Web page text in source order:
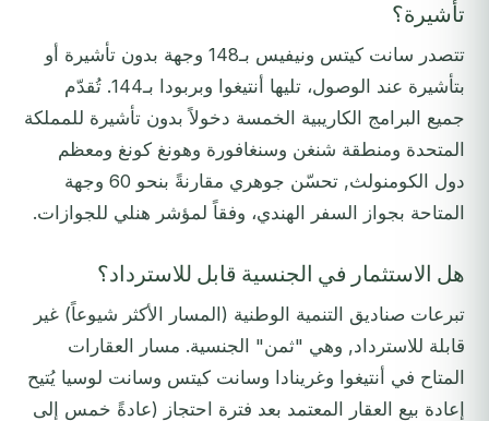
تأشيرة؟
تتصدر سانت كيتس ونيفيس بـ148 وجهة بدون تأشيرة أو
بتأشيرة عند الوصول، تليها أنتيغوا وبربودا بـ144. تُقدّم
جميع البرامج الكاريبية الخمسة دخولاً بدون تأشيرة للمملكة
المتحدة ومنطقة شنغن وسنغافورة وهونغ كونغ ومعظم
دول الكومنولث, تحسّن جوهري مقارنةً بنحو 60 وجهة
المتاحة بجواز السفر الهندي، وفقاً لمؤشر هنلي للجوازات.
هل الاستثمار في الجنسية قابل للاسترداد؟
تبرعات صناديق التنمية الوطنية (المسار الأكثر شيوعاً) غير
قابلة للاسترداد, وهي "ثمن" الجنسية. مسار العقارات
المتاح في أنتيغوا وغرينادا وسانت كيتس وسانت لوسيا يُتيح
إعادة بيع العقار المعتمد بعد فترة احتجاز (عادةً خمس إلى